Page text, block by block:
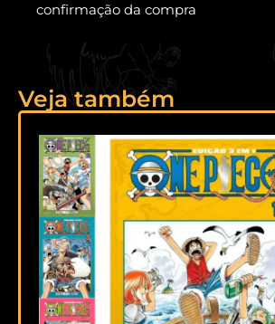
confirmação da compra
Veja também